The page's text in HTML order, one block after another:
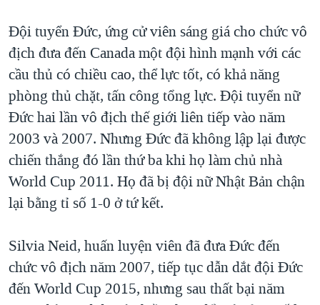
Đội tuyển Đức, ứng cử viên sáng giá cho chức vô
địch đưa đến Canada một đội hình mạnh với các
cầu thủ có chiều cao, thể lực tốt, có khả năng
phòng thủ chặt, tấn công tổng lực. Đội tuyển nữ
Đức hai lần vô địch thế giới liên tiếp vào năm
2003 và 2007. Nhưng Đức đã không lập lại được
chiến thắng đó lần thứ ba khi họ làm chủ nhà
World Cup 2011. Họ đã bị đội nữ Nhật Bản chận
lại bằng tỉ số 1-0 ở tứ kết.
Silvia Neid, huấn luyện viên đã đưa Đức đến
chức vô địch năm 2007, tiếp tục dẫn dắt đội Đức
đến World Cup 2015, nhưng sau thất bại năm